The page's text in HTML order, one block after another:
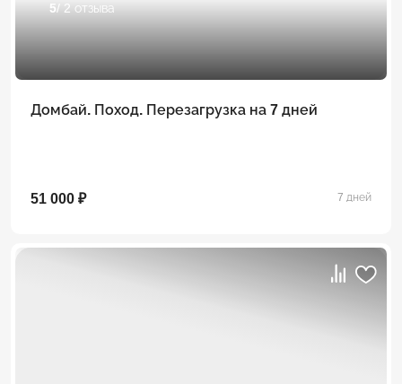
5/ 2 отзыва
Домбай. Поход. Перезагрузка на 7 дней
51 000 ₽ 7 дней